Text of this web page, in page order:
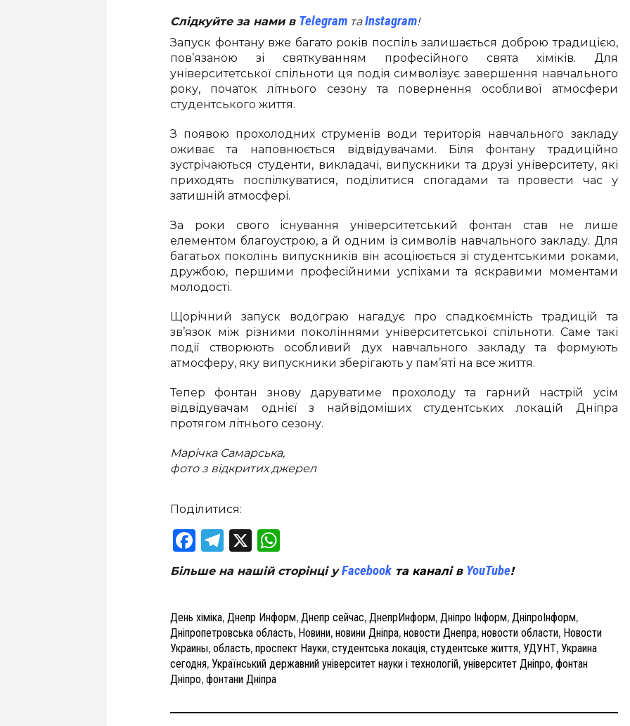
Слідкуйте за нами в Telegram таInstagram!
Запуск фонтану вже багато років поспіль залишається доброю традицією,
пов’язаною зі святкуванням професійного свята хіміків. Для
університетської спільноти ця подія символізує завершення навчального
року, початок літнього сезону та повернення особливої атмосфери
студентського життя.
З появою прохолодних струменів води територія навчального закладу
оживає та наповнюється відвідувачами. Біля фонтану традиційно
зустрічаються студенти, викладачі, випускники та друзі університету, які
приходять поспілкуватися, поділитися спогадами та провести час у
затишній атмосфері.
За роки свого існування університетський фонтан став не лише
елементом благоустрою, а й одним із символів навчального закладу. Для
багатьох поколінь випускників він асоціюється зі студентськими роками,
дружбою, першими професійними успіхами та яскравими моментами
молодості.
Щорічний запуск водограю нагадує про спадкоємність традицій та
зв’язок між різними поколіннями університетської спільноти. Саме такі
події створюють особливий дух навчального закладу та формують
атмосферу, яку випускники зберігають у пам’яті на все життя.
Тепер фонтан знову даруватиме прохолоду та гарний настрій усім
відвідувачам однієї з найвідоміших студентських локацій Дніпра
протягом літнього сезону.
Марічка Самарська,
фото з відкритих джерел
Поділитися:
Facebook
Telegram
X
Більше на нашій сторінці уFacebook та каналі в YouTube!
День хіміка, Днепр Информ, Днепр сейчас, ДнепрИнформ, Дніпро Інформ, ДніпроІнформ,
Дніпропетровська область, Новини, новини Дніпра, новости Днепра, новости области, Новости
Украины, область, проспект Науки, студентська локація, студентське життя, УДУНТ, Украина
сегодня, Український державний університет науки і технологій, університет Дніпро, фонтан
Дніпро, фонтани Дніпра